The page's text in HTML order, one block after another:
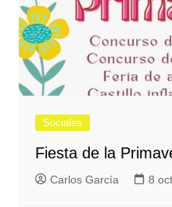
Sociales
Fiesta de la
Carlos García 8